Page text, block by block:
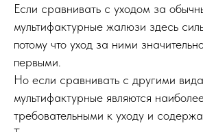
Если сравнивать с уходом за
мультифактурные жалюзи здесь
потому что уход за ними
первыми.
Но если сравнивать с другими
мультифактурные являются
требовательными к уходу и